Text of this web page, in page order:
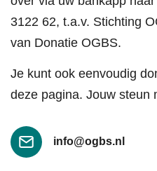
3122 62, t.a.v. Stichting
van Donatie OGBS.
Je kunt ook eenvoudig
deze pagina. Jouw steun
info@ogbs.nl